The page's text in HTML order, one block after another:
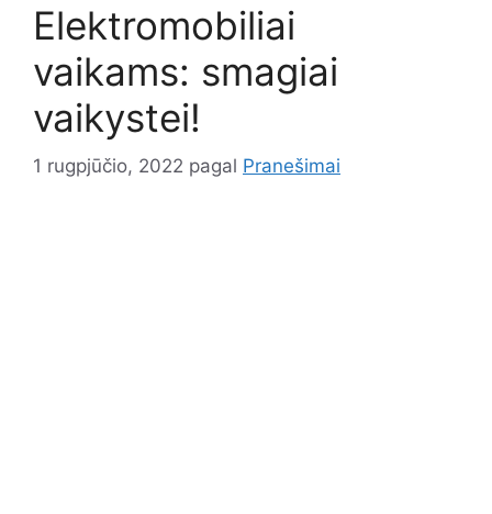
Elektromobiliai
vaikams: smagiai
vaikystei!
1 rugpjūčio, 2022 pagal Pranešimai